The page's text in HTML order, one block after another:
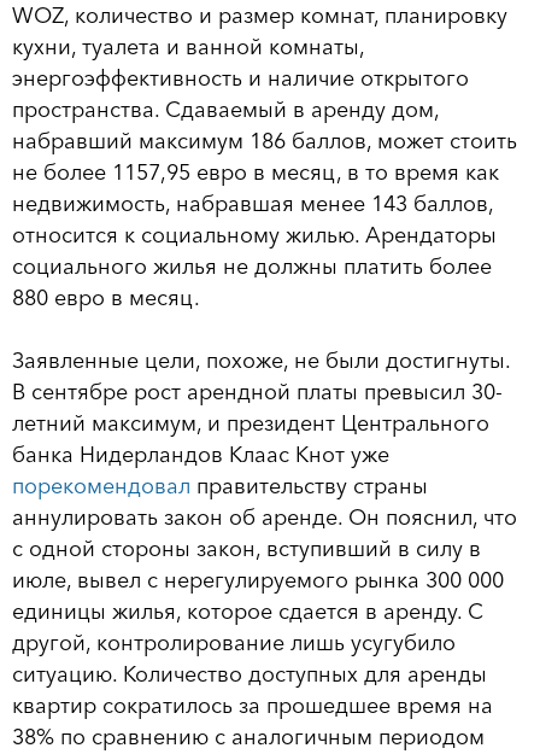
WOZ, количество и размер комнат, планировку
кухни, туалета и ванной комнаты,
энергоэффективность и наличие открытого
пространства. Сдаваемый в аренду дом,
набравший максимум 186 баллов, может стоить
не более 1157,95 евро в месяц, в то время как
недвижимость, набравшая менее 143 баллов,
относится к социальному жилью. Арендаторы
социального жилья не должны платить более
880 евро в месяц.
Заявленные цели, похоже, не были достигнуты.
В сентябре рост арендной платы превысил 30-
летний максимум, и президент Центрального
банка Нидерландов Клаас Кнот уже
порекомендовал правительству страны
аннулировать закон об аренде. Он пояснил, что
с одной стороны закон, вступивший в силу в
июле, вывел с нерегулируемого рынка 300 000
единицы жилья, которое сдается в аренду. С
другой, контролирование лишь усугубило
ситуацию. Количество доступных для аренды
квартир сократилось за прошедшее время на
38% по сравнению с аналогичным периодом